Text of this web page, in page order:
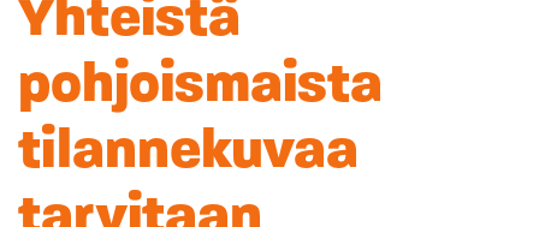
Yhteistä
pohjoismaista
tilannekuvaa